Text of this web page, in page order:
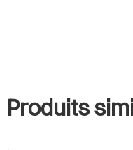
Produits